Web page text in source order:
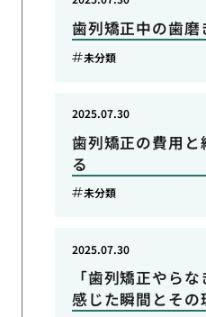
歯列矯正中の歯磨
未分類
歯列矯正の費用と
る
2025.07.30
未分類
「歯列矯正やら
感じた瞬間とその
2025.07.30